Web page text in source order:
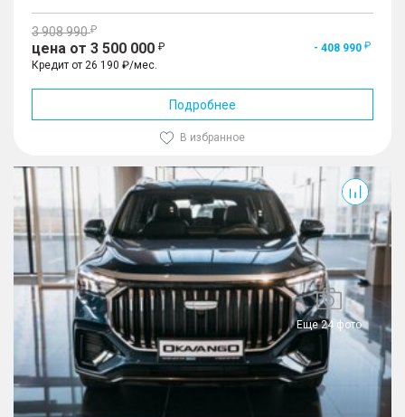
3 908 990
цена от 3 500 000
- 408 990
Кредит от 26 190 ₽/мес.
Подробнее
В избранное
Еще 24 фото
Okavango